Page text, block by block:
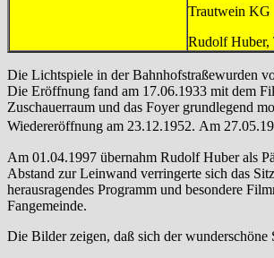
Rudolf
Die Lichtspiele in der Bahnhofstraßewurden
Die Eröffnung fand am 17.06.1933 mit dem
Zuschauerraum und das Foyer grundlegend
Wiedereröffnung am 23.12.1952. Am
Am 01.04.1997 übernahm Rudolf Huber als
Abstand zur Leinwand verringerte sich das
herausragendes Programm und besondere
Fangemeinde.
Die Bilder zeigen, daß sich der wunderschöne